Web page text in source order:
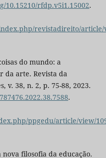
10.15210/rfdp.v5i1.15002.
revistadireito/article/
do mundo: a
da arte. Revista da
v. 38, n. 2, p. 75-88, 2023.
.
ppgedu/article/view/
nova filosofia da educação.